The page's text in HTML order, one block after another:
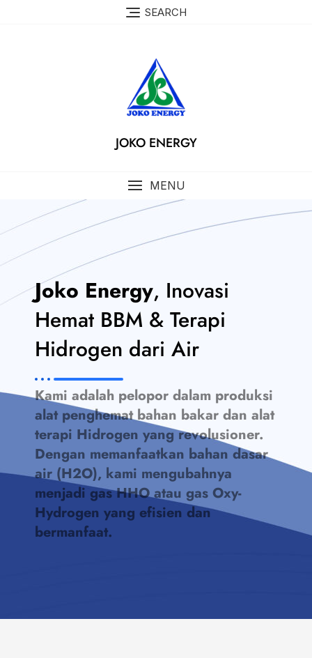
SEARCH
JOKO ENERGY
MENU
Joko Energy, Inovasi
Hemat BBM & Terapi
Hidrogen dari Air
Kami adalah pelopor dalam produksi
alat penghemat bahan bakar dan alat
terapi Hidrogen yang revolusioner.
Dengan memanfaatkan bahan dasar
air (H2O), kami mengubahnya
menjadi gas HHO atau gas Oxy-
Hydrogen yang efisien dan
bermanfaat.